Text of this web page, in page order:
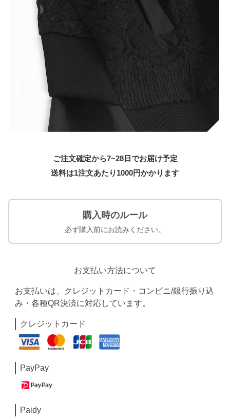
ご注文確定から7~28日でお届け予定
送料は1注文あたり 1000円かかります
購入時のルール
必ず購入前にお読みください。
お支払い方法について
お支払いは、クレジットカード・コンビニ/銀行振り込
み・各種QR決済に対応しています。
クレジットカード
PayPay
Paidy